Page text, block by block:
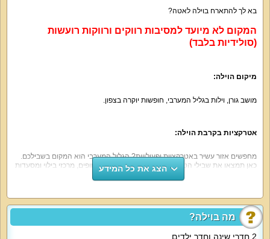
מה בוילה?
2 חדרי שינה וחדר ילדים
בא לך להתארח בוילה לאטה?
המקום לא מיועד למסיבות רווקים ורווקות רועשות
(סולידיות בלבד)
מיקום הוילה:
מושב גורן, וילות בגליל המערבי, חופשות יוקרה בצפון.
אטרקציות בקרבת הוילה:
מחפשים אזור עשיר באטרקציות ופעילויות? הגליל המערבי הוא המקום בשבילכם.
כאן תמצאו את שבילי הטיול היפים ביותר, אתרי צלילה, חופים, מרכזי בילוי ומסעדות
אתגרי ופינות חמד שקטות.
נוף חיצוני:
הצג את כל המידע